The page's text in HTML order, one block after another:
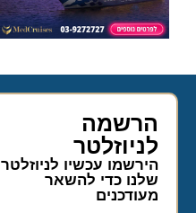
הרשמה
לניוזלטר​
הירשמו עכשיו לניוזלטר
שלנו כדי להשאר
מעודכנים